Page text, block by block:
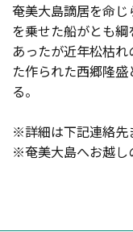
奄美大島謫居を命
を乗せた船がとも
あったが近年松枯
た作られた西郷隆
る。
※詳細は下記連絡先
※奄美大島へお越し